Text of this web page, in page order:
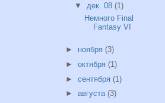
▼ дек. 08(1)
Немного Final
Fantasy VI
► ноября (3)
► октября (1)
► сентября (1)
► августа (3)